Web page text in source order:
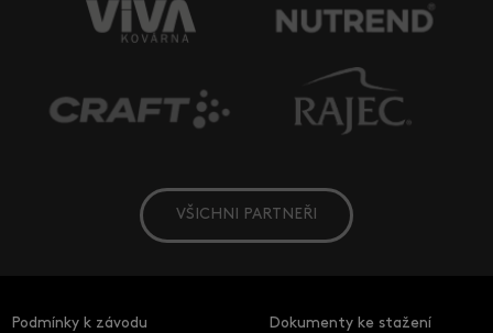
VŠICHNI PARTNEŘI
Podmínky k závodu Dokumenty ke stažení